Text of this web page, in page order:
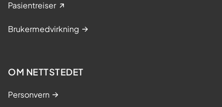
Pasientreiser
Brukermedvirkning
OM NETTSTEDET
Personvern